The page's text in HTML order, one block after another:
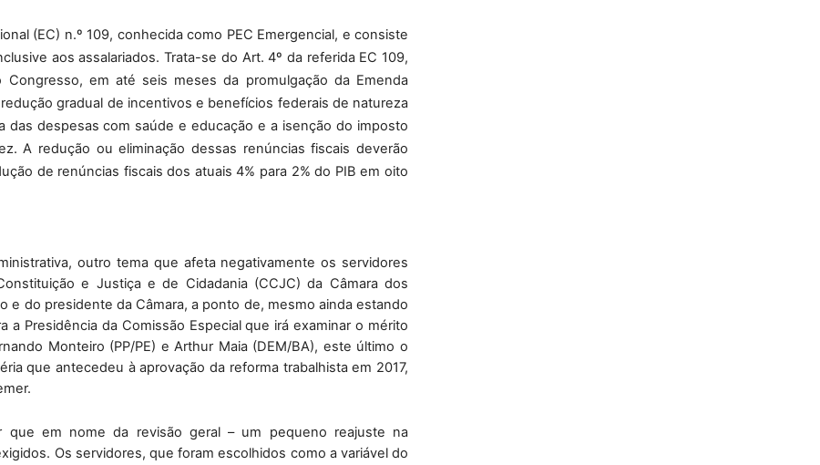
(EC) n.º 109, conhecida como PEC Emergencial, e consiste
aos assalariados. Trata-se do Art. 4º da referida EC 109,
em até seis meses da promulgação da Emenda
gradual de incentivos e benefícios federais de natureza
despesas com saúde e educação e a isenção do imposto
A redução ou eliminação dessas renúncias fiscais deverão
de renúncias fiscais dos atuais 4% para 2% do PIB em oito
outro tema que afeta negativamente os servidores
e Justiça e de Cidadania (CCJC) da Câmara dos
e do presidente da Câmara, a ponto de, mesmo ainda estando
Presidência da Comissão Especial que irá examinar o mérito
Monteiro (PP/PE) e Arthur Maia (DEM/BA), este último o
que antecedeu à aprovação da reforma trabalhista em 2017,
em nome da revisão geral – um pequeno reajuste na
Os servidores, que foram escolhidos como a variável do